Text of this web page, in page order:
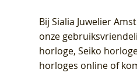
BijSialia Juwelier
onze
horloge, Seiko
horloges online of